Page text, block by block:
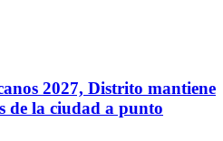
2027, Distrito mantiene
de la ciudad a punto